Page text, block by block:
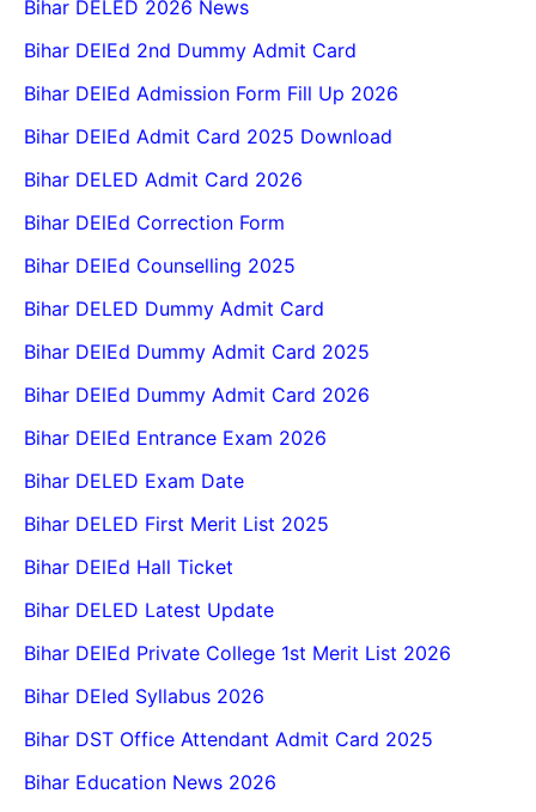
Bihar DELED 2026 News
Bihar DElEd 2nd Dummy Admit Card
Bihar DElEd Admission Form Fill Up 2026
Bihar DElEd Admit Card 2025 Download
Bihar DELED Admit Card 2026
Bihar DElEd Correction Form
Bihar DElEd Counselling 2025
Bihar DELED Dummy Admit Card
Bihar DElEd Dummy Admit Card 2025
Bihar DElEd Dummy Admit Card 2026
Bihar DElEd Entrance Exam 2026
Bihar DELED Exam Date
Bihar DELED First Merit List 2025
Bihar DElEd Hall Ticket
Bihar DELED Latest Update
Bihar DElEd Private College 1st Merit List 2026
Bihar DEled Syllabus 2026
Bihar DST Office Attendant Admit Card 2025
Bihar Education News 2026